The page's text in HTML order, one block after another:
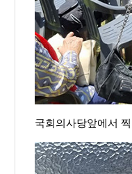
국회의사당앞에서